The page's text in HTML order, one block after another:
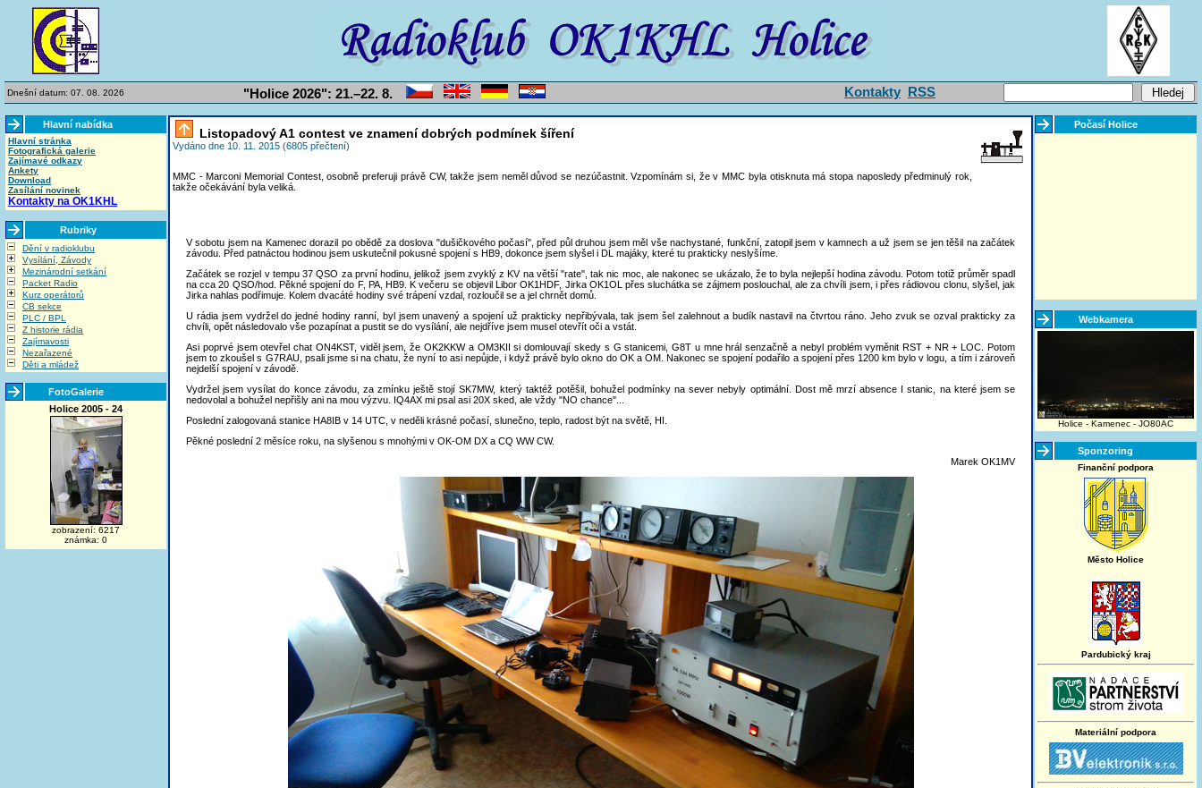
Dnešní datum: 07. 08. 2026 "Holice 2026": 21.–22. 8. Kontakty RSS
Hlavní nabídka
Hlavní stránka
Fotografická galerie
Zajímavé odkazy
Ankety
Download
Zasílání novinek
Kontakty na OK1KHL
Rubriky
Dění v radioklubu
Vysílání, Závody
Mezinárodní setkání
Packet Radio
Kurz operátorů
CB sekce
PLC / BPL
Z historie rádia
Zajímavosti
Nezařazené
Děti a mládež
FotoGalerie
Holice 2005 - 24
zobrazení: 6217
známka: 0
Listopadový A1 contest ve znamení dobrých podmínek šíření
Vydáno dne 10. 11. 2015 (6805 přečtení)
MMC - Marconi Memorial Contest, osobně preferuji právě CW, takže jsem neměl důvod se nezúčastnit. Vzpomínám si, že v MMC byla otisknuta má stopa naposledy předminulý rok,
takže očekávání byla veliká.
V sobotu jsem na Kamenec dorazil po obědě za doslova "dušičkového počasí", před půl druhou jsem měl vše nachystané, funkční, zatopil jsem v kamnech a už jsem se jen těšil na začátek
závodu. Před patnáctou hodinou jsem uskutečnil pokusné spojení s HB9, dokonce jsem slyšel i DL majáky, které tu prakticky neslyšíme.
Začátek se rozjel v tempu 37 QSO za první hodinu, jelikož jsem zvyklý z KV na větší "rate", tak nic moc, ale nakonec se ukázalo, že to byla nejlepší hodina závodu. Potom totiž průměr spadl
na cca 20 QSO/hod. Pěkné spojení do F, PA, HB9. K večeru se objevil Libor OK1HDF, Jirka OK1OL přes sluchátka se zájmem poslouchal, ale za chvíli jsem, i přes rádiovou clonu, slyšel, jak
Jirka nahlas podřimuje. Kolem dvacáté hodiny své trápení vzdal, rozloučil se a jel chrnět domů.
U rádia jsem vydržel do jedné hodiny ranní, byl jsem unavený a spojení už prakticky nepřibývala, tak jsem šel zalehnout a budík nastavil na čtvrtou ráno. Jeho zvuk se ozval prakticky za
chvíli, opět následovalo vše pozapínat a pustit se do vysílání, ale nejdříve jsem musel otevřít oči a vstát.
Asi poprvé jsem otevřel chat ON4KST, viděl jsem, že OK2KKW a OM3KII si domlouvají skedy s G stanicemi, G8T u mne hrál senzačně a nebyl problém vyměnit RST + NR + LOC. Potom
jsem to zkoušel s G7RAU, psali jsme si na chatu, že nyní to asi nepůjde, i když právě bylo okno do OK a OM. Nakonec se spojení podařilo a spojení přes 1200 km bylo v logu, a tím i zároveň
nejdelší spojení v závodě.
Vydržel jsem vysílat do konce závodu, za zmínku ještě stojí SK7MW, který taktéž potěšil, bohužel podmínky na sever nebyly optimální. Dost mě mrzí absence I stanic, na které jsem se
nedovolal a bohužel nepřišly ani na mou výzvu. IQ4AX mi psal asi 20X sked, ale vždy "NO chance"...
Poslední zalogovaná stanice HA8IB v 14 UTC, v neděli krásné počasí, slunečno, teplo, radost být na světě, HI.
Pěkné poslední 2 měsíce roku, na slyšenou s mnohými v OK-OM DX a CQ WW CW.
Marek OK1MV
Počasí Holice
Webkamera
Holice - Kamenec - JO80AC
Sponzoring
Finanční podpora
Město Holice
Pardubický kraj
Materiální podpora